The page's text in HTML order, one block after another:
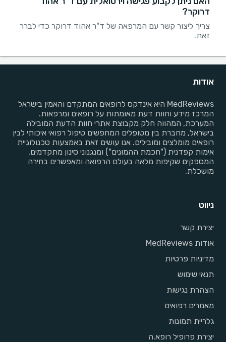
דרוקר?
צריך ליצור קשר עם המרפאה של ד"ר אהוד דרוקר כדי לברר
זאת.
אודות
MedReviews היא אינדקס לרופאים המתקדם והאמין בישראל
המרכז מידע וחוות דעת מאומתות על רופאים ומרפאות.
המערכת, המהווה חלק מקבוצת אתרי חוות הדעת המובילה
בישראל, מחברת בין מטופלים המחפשים טיפול רפואי איכותי לבין
רופאים מומלצים ומובילים. אנו עושים זאת באמצעות טכנולוגיית
אימות קפדנית ("חכמת ההמונים") ומנגנוני סינון מתקדמים,
המספקים שקיפות מלאה בעולם הרפואה ומאפשרים בחירה
מושכלת.
ניווט
יצירת קשר
אודות MedReviews
מדיניות פרטיות
תנאי שימוש
הצהרת נגישות
מאמרים רפואים
גלריית תמונות
יצירת פרופיל רופא.ה